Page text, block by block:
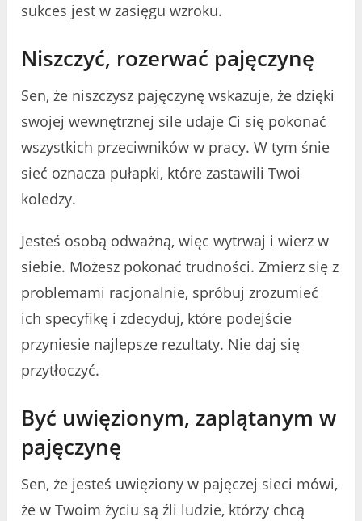
sukces jest w zasięgu wzroku.
Niszczyć, rozerwać pajęczynę
Sen, że niszczysz pajęczynę wskazuje, że dzięki
swojej wewnętrznej sile udaje Ci się pokonać
wszystkich przeciwników w pracy. W tym śnie
sieć oznacza pułapki, które zastawili Twoi
koledzy.
Jesteś osobą odważną, więc wytrwaj i wierz w
siebie. Możesz pokonać trudności. Zmierz się z
problemami racjonalnie, spróbuj zrozumieć
ich specyfikę i zdecyduj, które podejście
przyniesie najlepsze rezultaty. Nie daj się
przytłoczyć.
Być uwięzionym, zaplątanym w
pajęczynę
Sen, że jesteś uwięziony w pajęczej sieci mówi,
że w Twoim życiu są źli ludzie, którzy chcą